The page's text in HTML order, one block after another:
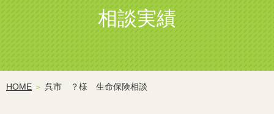
相談実績
HOME ＞ 呉市 ？様 生命保険相談